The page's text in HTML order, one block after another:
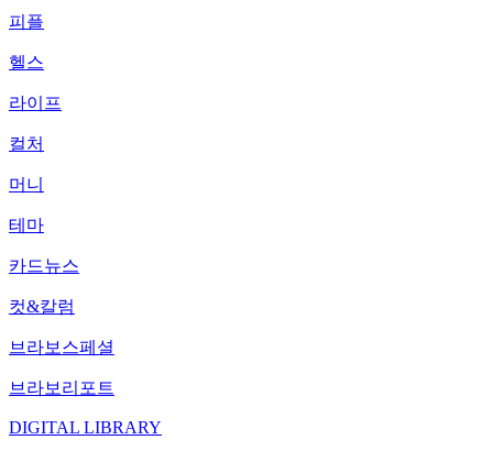
피플
헬스
라이프
컬처
머니
테마
카드뉴스
컷&칼럼
브라보스페셜
브라보리포트
DIGITAL LIBRARY